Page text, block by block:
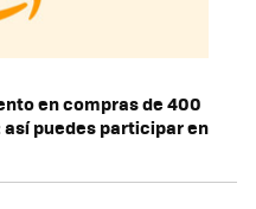
en compras de 400
puedes participar en